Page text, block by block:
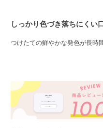
しっかり色づき落ちにくい
つけたての鮮やかな発色が長時